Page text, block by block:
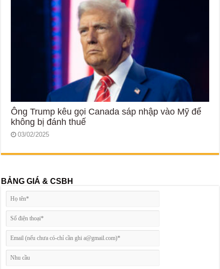
Ông Trump kêu gọi Canada sáp nhập vào Mỹ để
không bị đánh thuế
03/02/2025
BẢNG GIÁ & CSBH